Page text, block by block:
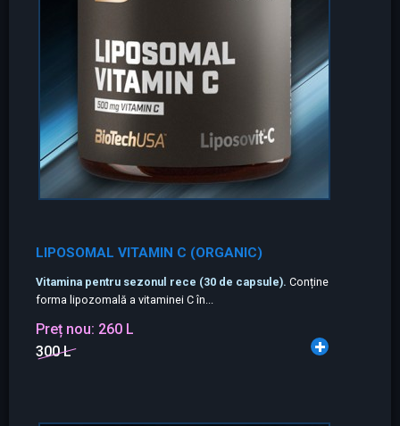
LIPOSOMAL VITAMIN C (ORGANIC)
Vitamina pentru sezonul rece (30 de capsule). Conține
forma lipozomală a vitaminei C în...
Preț nou: 260 L
300 L